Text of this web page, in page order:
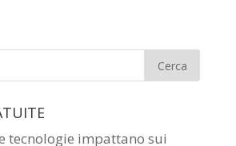
tecnologie impattano sui